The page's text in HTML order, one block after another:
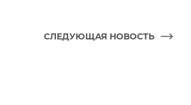
СЛЕДУЮЩАЯ НОВОСТЬ